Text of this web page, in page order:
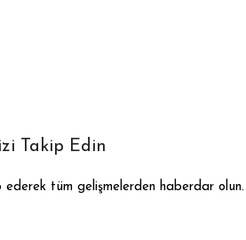
Takip Edin
tüm gelişmelerden haberdar olun.